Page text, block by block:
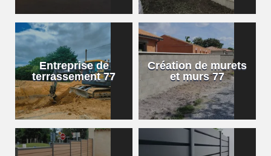
Entreprise de
terrassement 77
Création de murets
et murs 77